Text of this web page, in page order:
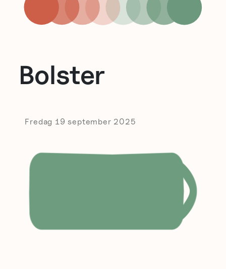
Bolster
Fredag 19 september 2025